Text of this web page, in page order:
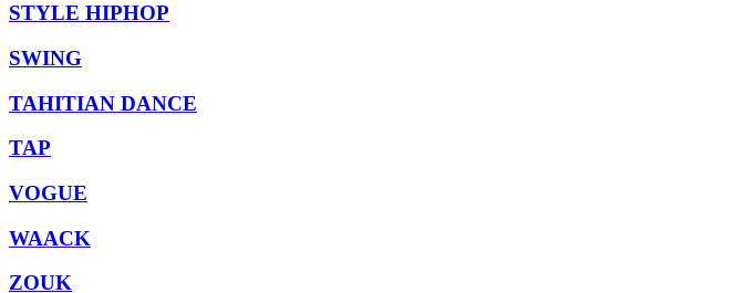
STYLE HIPHOP
SWING
TAHITIAN DANCE
TAP
VOGUE
WAACK
ZOUK